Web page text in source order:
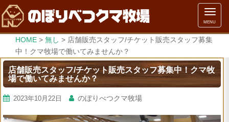
メ
ニ
ュ
MENU
HOME > 無し > 店舗販売スタッフ/チケット販売スタッフ募集
中！クマ牧場で働いてみませんか？
店舗販売スタッフ/チケット販売スタッフ募集中！クマ牧
場で働いてみませんか？
2023年10月22日 のぼりべつクマ牧場